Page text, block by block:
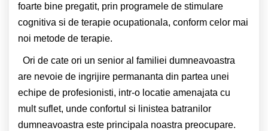
foarte bine pregatit, prin programele de stimulare
cognitiva si de terapie ocupationala, conform celor mai
noi metode de terapie.
Ori de cate ori un senior al familiei dumneavoastra
are nevoie de ingrijire permananta din partea unei
echipe de profesionisti, intr-o locatie amenajata cu
mult suflet, unde confortul si linistea batranilor
dumneavoastra este principala noastra preocupare.